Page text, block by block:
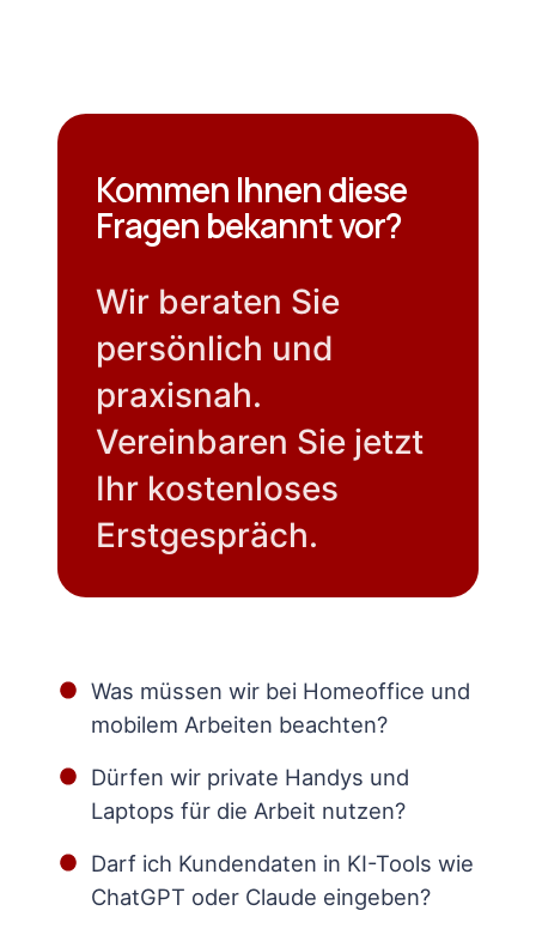
Kommen Ihnen diese
Fragen bekannt vor?
Wir beraten Sie
persönlich und
praxisnah.
Vereinbaren Sie jetzt
Ihr kostenloses
Erstgespräch.
Was müssen wir bei Homeoffice und
mobilem Arbeiten beachten?
Dürfen wir private Handys und
Laptops für die Arbeit nutzen?
Darf ich Kundendaten in KI-Tools wie
ChatGPT oder Claude eingeben?